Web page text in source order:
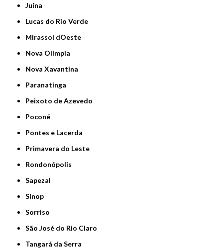
Juína
Lucas do Rio Verde
Mirassol dOeste
Nova Olímpia
Nova Xavantina
Paranatinga
Peixoto de Azevedo
Poconé
Pontes e Lacerda
Primavera do Leste
Rondonópolis
Sapezal
Sinop
Sorriso
São José do Rio Claro
Tangará da Serra